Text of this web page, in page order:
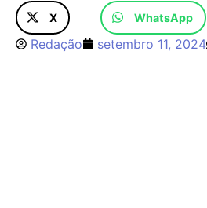
X WhatsApp
Redação setembro 11, 2024